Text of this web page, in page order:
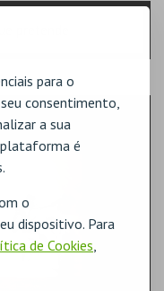
para o
consentimento,
a sua
plataforma é
o
dispositivo. Para
de Cookies,